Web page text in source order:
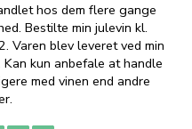
hos dem flere gange
Bestilte min julevin kl.
Varen blev leveret ved min
kun anbefale at handle
med vinen end andre